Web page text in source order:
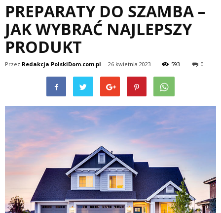
PREPARATY DO SZAMBA –
JAK WYBRAĆ NAJLEPSZY
PRODUKT
Przez Redakcja PolskiDom.com.pl - 26 kwietnia 2023 593 0